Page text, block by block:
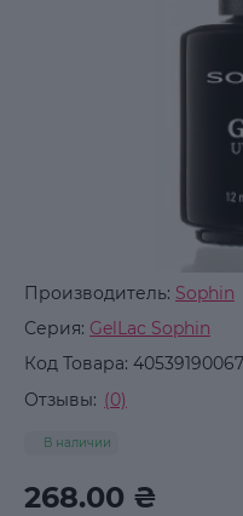
Производитель: Sophin
Серия: GelLac Sophin
Код Товара:
Отзывы: (0)
В наличии
268.00 ₴